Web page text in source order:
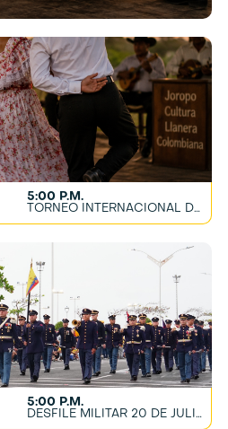
5:00 P.M.
TORNEO INTERNACIONAL DE JOROPO
5:00 P.M.
DESFILE MILITAR 20 DE JULIO